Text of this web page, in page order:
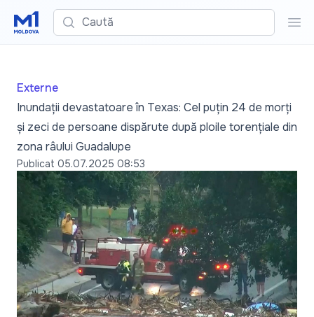
Caută
Externe
Inundații devastatoare în Texas: Cel puțin 24 de morți
și zeci de persoane dispărute după ploile torențiale din
zona râului Guadalupe
Publicat 05.07.2025 08:53